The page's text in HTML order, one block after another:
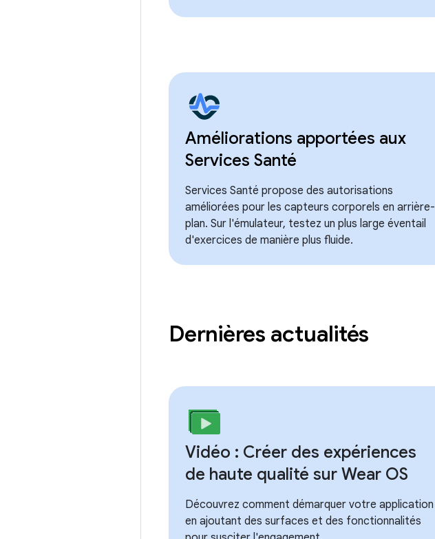
Améliorations apportées aux
Services Santé
Services Santé propose des autorisations
améliorées pour les capteurs corporels en arrière-
plan. Sur l'émulateur, testez un plus large éventail
d'exercices de manière plus fluide.
Dernières actualités
Vidéo : Créer des expériences
de haute qualité sur Wear OS
Découvrez comment démarquer votre application
en ajoutant des surfaces et des fonctionnalités